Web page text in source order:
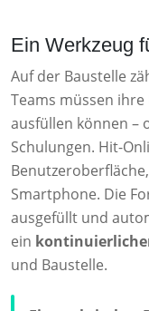
Ein Werkzeug
Auf der Baustelle
Teams müssen
ausfüllen können –
Schulungen. Hit-
Smartphone. Die
ausgefüllt und
ein
und Baustelle.